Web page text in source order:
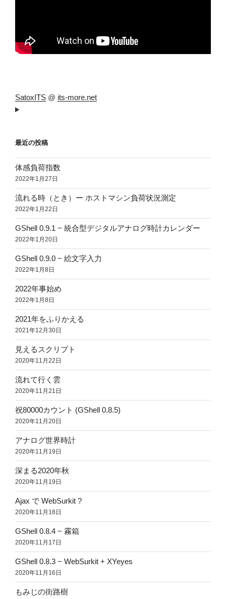
SatoxITS @ its-more.net
最近の投稿
体感負荷指数
2022年1月27日
流れる時（とき）ー ホストマシン負荷状況測定
2022年1月22日
GShell 0.9.1 − 統合型デジタルアナログ時計カレンダー
2022年1月20日
GShell 0.9.0 − 絵文字入力
2022年1月8日
2022年事始め
2022年1月8日
2021年をふりかえる
2021年12月30日
見えるスクリプト
2020年11月22日
流れて行く雲
2020年11月21日
祝80000カウント (GShell 0.8.5)
2020年11月20日
アナログ世界時計
2020年11月19日
深まる2020年秋
2020年11月19日
Ajax で WebSurkit ?
2020年11月18日
GShell 0.8.4 − 霧箱
2020年11月17日
GShell 0.8.3 − WebSurkit + XYeyes
2020年11月16日
もみじの街路樹